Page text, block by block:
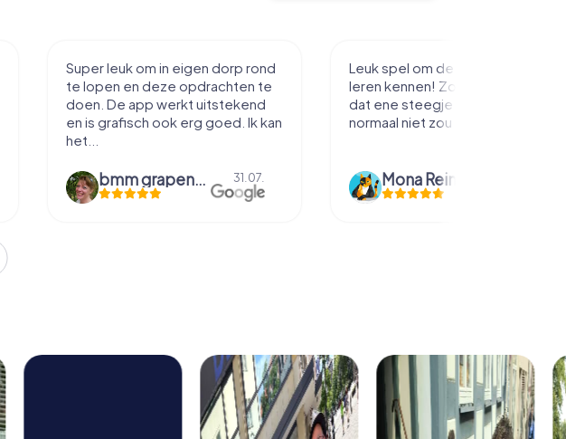
Super leuk om in eigen dorp rond
te lopen en deze opdrachten te
doen. De app werkt uitstekend
en is grafisch ook erg goed. Ik kan
het...
bmm grapendaal 31.07.
Leuk spel om de stad mee te
leren kennen! Zo loop je toch net
dat ene steegje in je je misschien
normaal niet zou inlopen.
Mona Reinders